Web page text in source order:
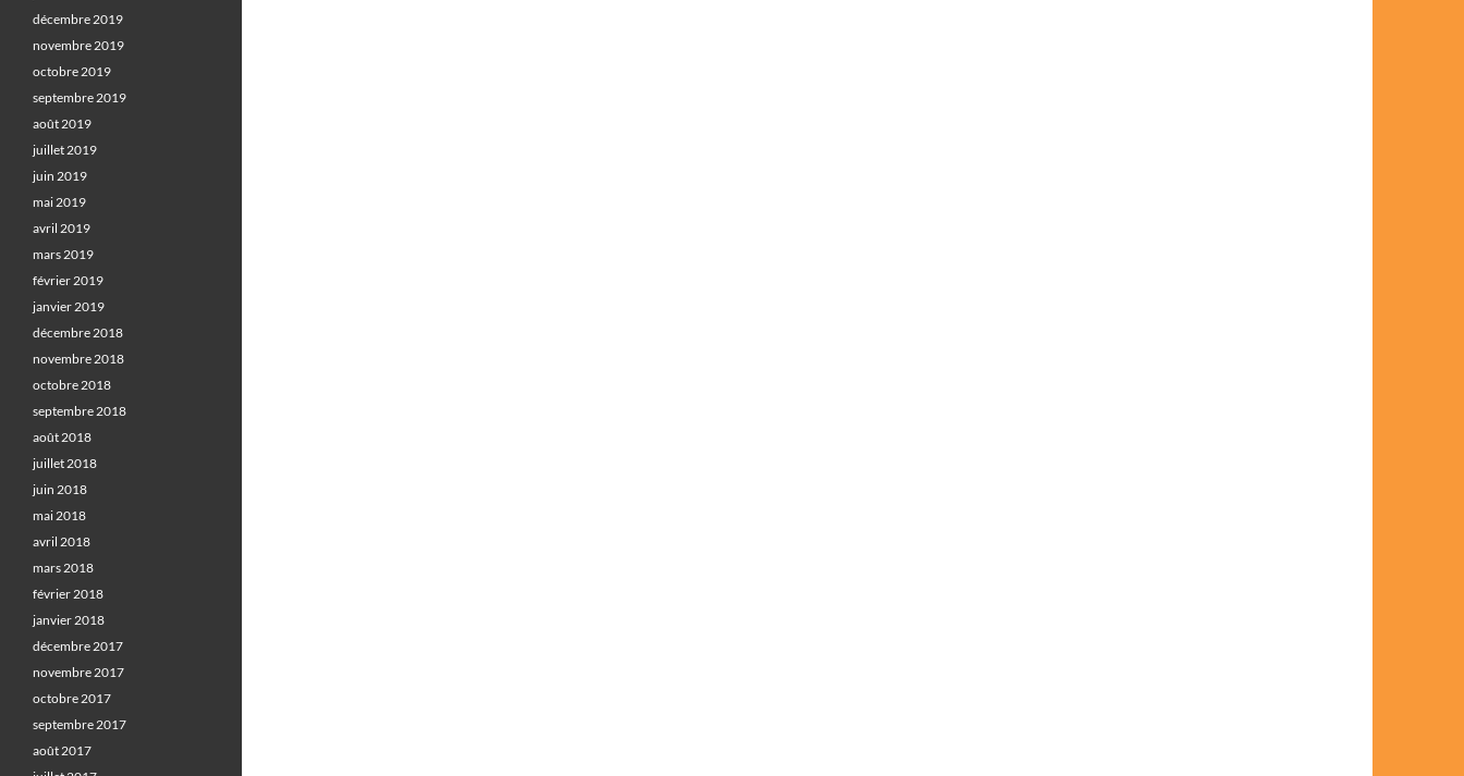
décembre 2019
novembre 2019
octobre 2019
septembre 2019
août 2019
juillet 2019
juin 2019
mai 2019
avril 2019
mars 2019
février 2019
janvier 2019
décembre 2018
novembre 2018
octobre 2018
septembre 2018
août 2018
juillet 2018
juin 2018
mai 2018
avril 2018
mars 2018
février 2018
janvier 2018
décembre 2017
novembre 2017
octobre 2017
septembre 2017
août 2017